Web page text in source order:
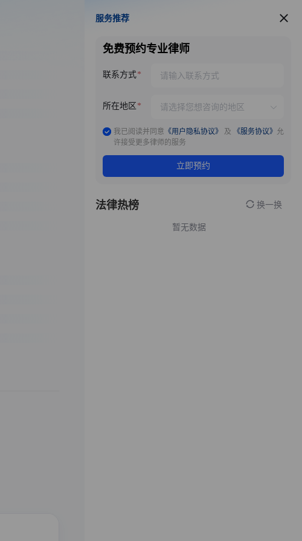
服务推荐
服务推荐
免费预约专业律师
联系方式
所在地区
我已阅读并同意 《用户隐私协议》 及 《服务协议》 允
许接受更多律师的服务
立即预约
法律热榜 换一换
暂无数据